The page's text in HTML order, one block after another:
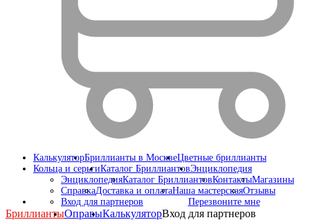
КалькуляторБриллианты в МосквеЦветные бриллианты
Кольца и серьгиКаталог БриллиантовЭнциклопедия
ЭнциклопедияКаталог БриллиантовКонтактыМагазины
СправкаДоставка и оплатаНаша мастерскаяОтзывы
Вход для партнеров
Перезвоните мне
БриллиантыОправыКалькуляторВход для партнеров